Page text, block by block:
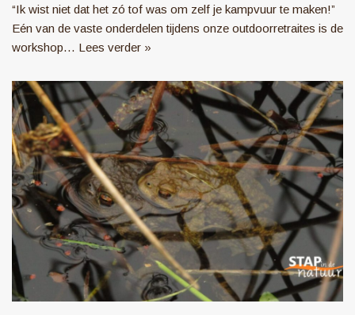
“Ik wist niet dat het zó tof was om zelf je kampvuur te maken!”
Eén van de vaste onderdelen tijdens onze outdoorretraites is de
workshop… Lees verder »